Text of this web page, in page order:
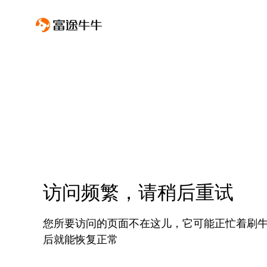
访问频繁，请稍后重试
您所要访问的页面不在这儿，它可能正忙着刷
后就能恢复正常